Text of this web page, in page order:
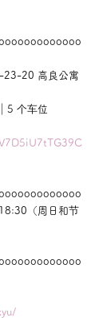
23-20 高良公寓
5 个车位
（周日和节